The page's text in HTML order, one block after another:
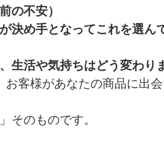
の不安）
決め手となってこれを選ん
生活や気持ちはどう変わり
お客様があなたの商品に出
そのものです。